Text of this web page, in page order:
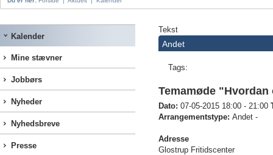
Kalender
Mine stævner
Jobbørs
Nyheder
Nyhedsbreve
Presse
Tekst
Andet
Tags:
Temamøde
Dato: 07-05-2015 18:00 - 21:00
Arrangementstype: Andet -
Adresse
Glostrup Fritidscenter